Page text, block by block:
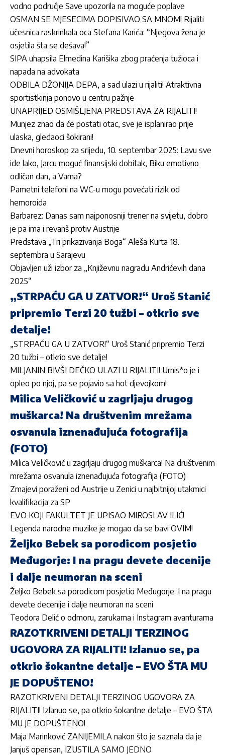
vodno područje Save upozorila na moguće poplave
OSMAN SE MJESECIMA DOPISIVAO SA MNOM! Rijaliti
učesnica raskrinkala oca Stefana Karića: “Njegova žena je
osjetila šta se dešava!”
SIPA uhapsila Elmedina Karišika zbog praćenja tužioca i
napada na advokata
ODBILA DŽONIJA DEPA, a sad ulazi u rijaliti! Atraktivna
sportistkinja ponovo u centru pažnje
UNAPRIJED OSMIŠLJENA PREDSTAVA ZA RIJALITI!
Munjez znao da će postati otac, sve je isplanirao prije
ulaska, gledaoci šokirani!
Dnevni horoskop za srijedu, 10. septembar 2025: Lavu sve
ide lako, Jarcu moguć finansijski dobitak, Biku emotivno
odličan dan, a Vama?
Pametni telefoni na WC-u mogu povećati rizik od
hemoroida
Barbarez: Danas sam najponosniji trener na svijetu, dobro
je pa ima i revanš protiv Austrije
Predstava „Tri prikazivanja Boga“ Aleša Kurta 18.
septembra u Sarajevu
Objavljen uži izbor za „Književnu nagradu Andrićevih dana
2025“
„STRPAĆU GA U ZATVOR!“ Uroš Stanić
pripremio Terzi 20 tužbi – otkrio sve
detalje!
„STRPAĆU GA U ZATVOR!“ Uroš Stanić pripremio Terzi
20 tužbi – otkrio sve detalje!
MILJANIN BIVŠI DEČKO ULAZI U RIJALITI! Urnis*o je i
opleo po njoj, pa se pojavio sa hot djevojkom!
Milica Veličković u zagrljaju drugog
muškarca! Na društvenim mrežama
osvanula iznenađujuća fotografija
(FOTO)
Milica Veličković u zagrljaju drugog muškarca! Na društvenim
mrežama osvanula iznenađujuća fotografija (FOTO)
Zmajevi poraženi od Austrije u Zenici u najbitnijoj utakmici
kvalifikacija za SP
EVO KOJI FAKULTET JE UPISAO MIROSLAV ILIĆ!
Legenda narodne muzike je mogao da se bavi OVIM!
Željko Bebek sa porodicom posjetio
Međugorje: I na pragu devete decenije
i dalje neumoran na sceni
Željko Bebek sa porodicom posjetio Međugorje: I na pragu
devete decenije i dalje neumoran na sceni
Teodora Delić o odmoru, zarukama i Instagram avanturama
RAZOTKRIVENI DETALJI TERZINOG
UGOVORA ZA RIJALITI! Izlanuo se, pa
otkrio šokantne detalje – EVO ŠTA MU
JE DOPUŠTENO!
RAZOTKRIVENI DETALJI TERZINOG UGOVORA ZA
RIJALITI! Izlanuo se, pa otkrio šokantne detalje – EVO ŠTA
MU JE DOPUŠTENO!
Maja Marinković ZANIJEMILA nakon što je saznala da je
Janjuš operisan, IZUSTILA SAMO JEDNO